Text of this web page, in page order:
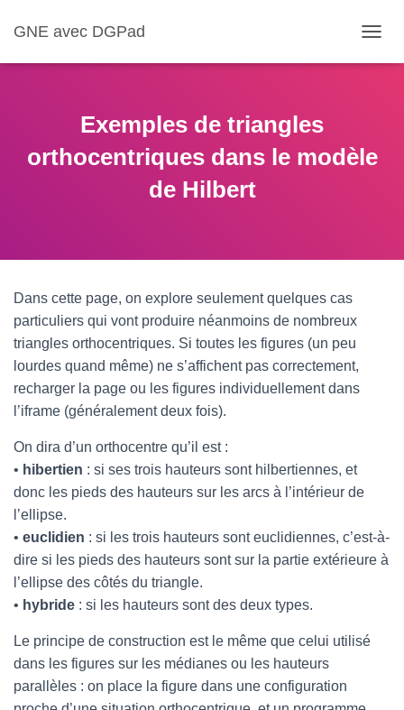
GNE avec DGPad
É
L
Exemples de triangles
orthocentriques dans le modèle
de Hilbert
Dans cette page, on explore seulement quelques cas
particuliers qui vont produire néanmoins de nombreux
triangles orthocentriques. Si toutes les figures (un peu
lourdes quand même) ne s’affichent pas correctement,
recharger la page ou les figures individuellement dans
l’iframe (généralement deux fois).
On dira d’un orthocentre qu’il est :
• hibertien : si ses trois hauteurs sont hilbertiennes, et
donc les pieds des hauteurs sur les arcs à l’intérieur de
l’ellipse.
• euclidien : si les trois hauteurs sont euclidiennes, c’est-à-
dire si les pieds des hauteurs sont sur la partie extérieure à
l’ellipse des côtés du triangle.
• hybride : si les hauteurs sont des deux types.
Le principe de construction est le même que celui utilisé
dans les figures sur les médianes ou les hauteurs
parallèles : on place la figure dans une configuration